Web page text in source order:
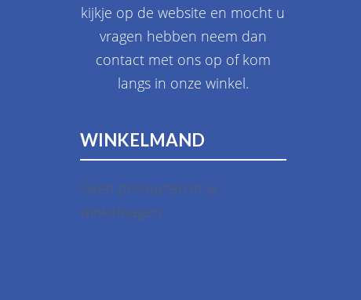
kijkje op de website en mocht u
vragen hebben neem dan
contact met ons op of kom
langs in onze winkel.
WINKELMAND
Geen producten in je
winkelwagen.